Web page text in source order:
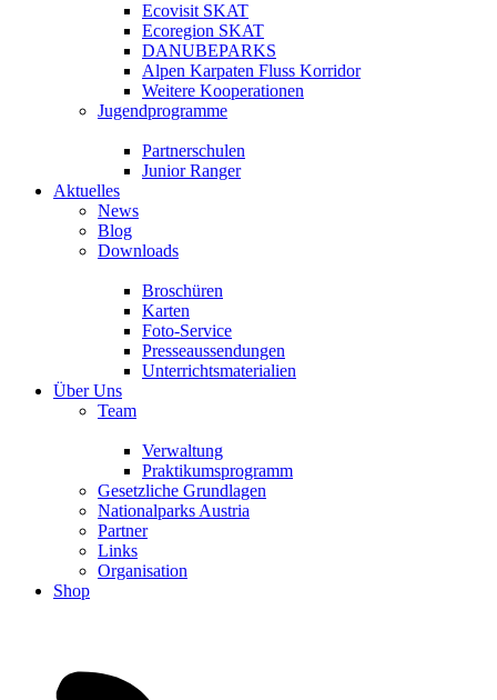
Ecovisit SKAT
Ecoregion SKAT
DANUBEPARKS
Alpen Karpaten Fluss Korridor
Weitere Kooperationen
Jugendprogramme
Partnerschulen
Junior Ranger
Aktuelles
News
Blog
Downloads
Broschüren
Karten
Foto-Service
Presseaussendungen
Unterrichtsmaterialien
Über Uns
Team
Verwaltung
Praktikumsprogramm
Gesetzliche Grundlagen
Nationalparks Austria
Partner
Links
Organisation
Shop